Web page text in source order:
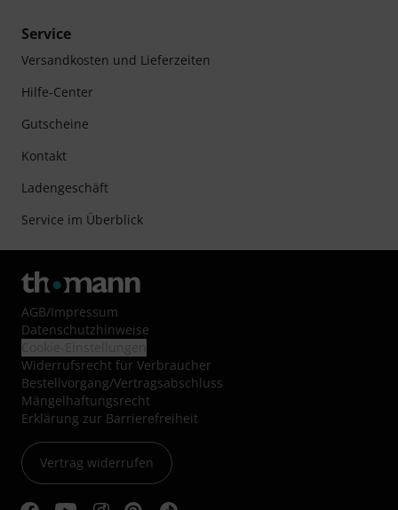
Service
Versandkosten und Lieferzeiten
Hilfe-Center
Gutscheine
Kontakt
Ladengeschäft
Service im Überblick
AGB/Impressum
Datenschutzhinweise
Widerrufsrecht für Verbraucher
Bestellvorgang/Vertragsabschluss
Mängelhaftungsrecht
Erklärung zur Barrierefreiheit
Vertrag widerrufen